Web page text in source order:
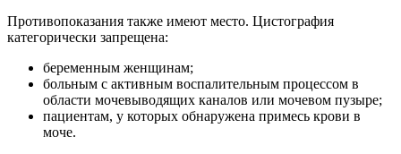
Противопоказания также имеют место. Цистография
категорически запрещена:
беременным женщинам;
больным с активным воспалительным процессом в
области мочевыводящих каналов или мочевом пузыре;
пациентам, у которых обнаружена примесь крови в
моче.